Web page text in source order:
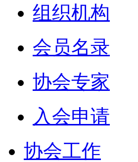
组织机构
会员名录
协会专家
入会申请
协会工作